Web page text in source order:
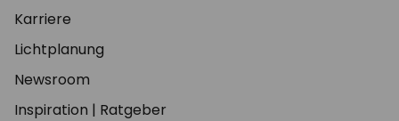
Karriere
Lichtplanung
Newsroom
Inspiration | Ratgeber